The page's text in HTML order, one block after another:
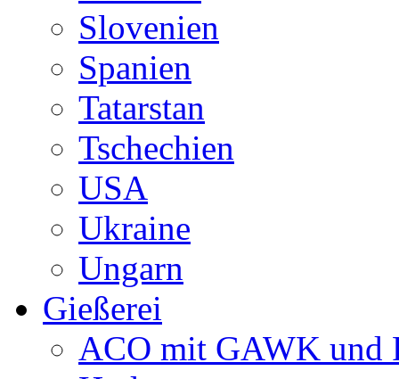
Slovenien
Spanien
Tatarstan
Tschechien
USA
Ukraine
Ungarn
Gießerei
ACO mit GAWK und